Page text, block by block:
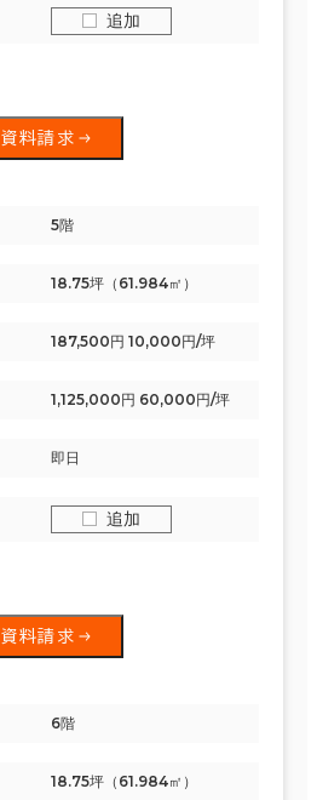
追加
資料請求
5階
18.75坪（61.984㎡）
187,500円 10,000円/坪
1,125,000円 60,000円/坪
即日
追加
資料請求
6階
18.75坪（61.984㎡）